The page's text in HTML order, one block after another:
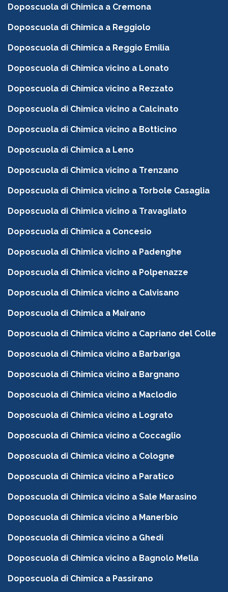
Doposcuola di Chimica a Cremona
Doposcuola di Chimica a Reggiolo
Doposcuola di Chimica a Reggio Emilia
Doposcuola di Chimica vicino a Lonato
Doposcuola di Chimica vicino a Rezzato
Doposcuola di Chimica vicino a Calcinato
Doposcuola di Chimica vicino a Botticino
Doposcuola di Chimica a Leno
Doposcuola di Chimica vicino a Trenzano
Doposcuola di Chimica vicino a Torbole Casaglia
Doposcuola di Chimica vicino a Travagliato
Doposcuola di Chimica a Concesio
Doposcuola di Chimica vicino a Padenghe
Doposcuola di Chimica vicino a Polpenazze
Doposcuola di Chimica vicino a Calvisano
Doposcuola di Chimica a Mairano
Doposcuola di Chimica vicino a Capriano del Colle
Doposcuola di Chimica vicino a Barbariga
Doposcuola di Chimica vicino a Bargnano
Doposcuola di Chimica vicino a Maclodio
Doposcuola di Chimica vicino a Lograto
Doposcuola di Chimica vicino a Coccaglio
Doposcuola di Chimica vicino a Cologne
Doposcuola di Chimica vicino a Paratico
Doposcuola di Chimica vicino a Sale Marasino
Doposcuola di Chimica vicino a Manerbio
Doposcuola di Chimica vicino a Ghedi
Doposcuola di Chimica vicino a Bagnolo Mella
Doposcuola di Chimica a Passirano